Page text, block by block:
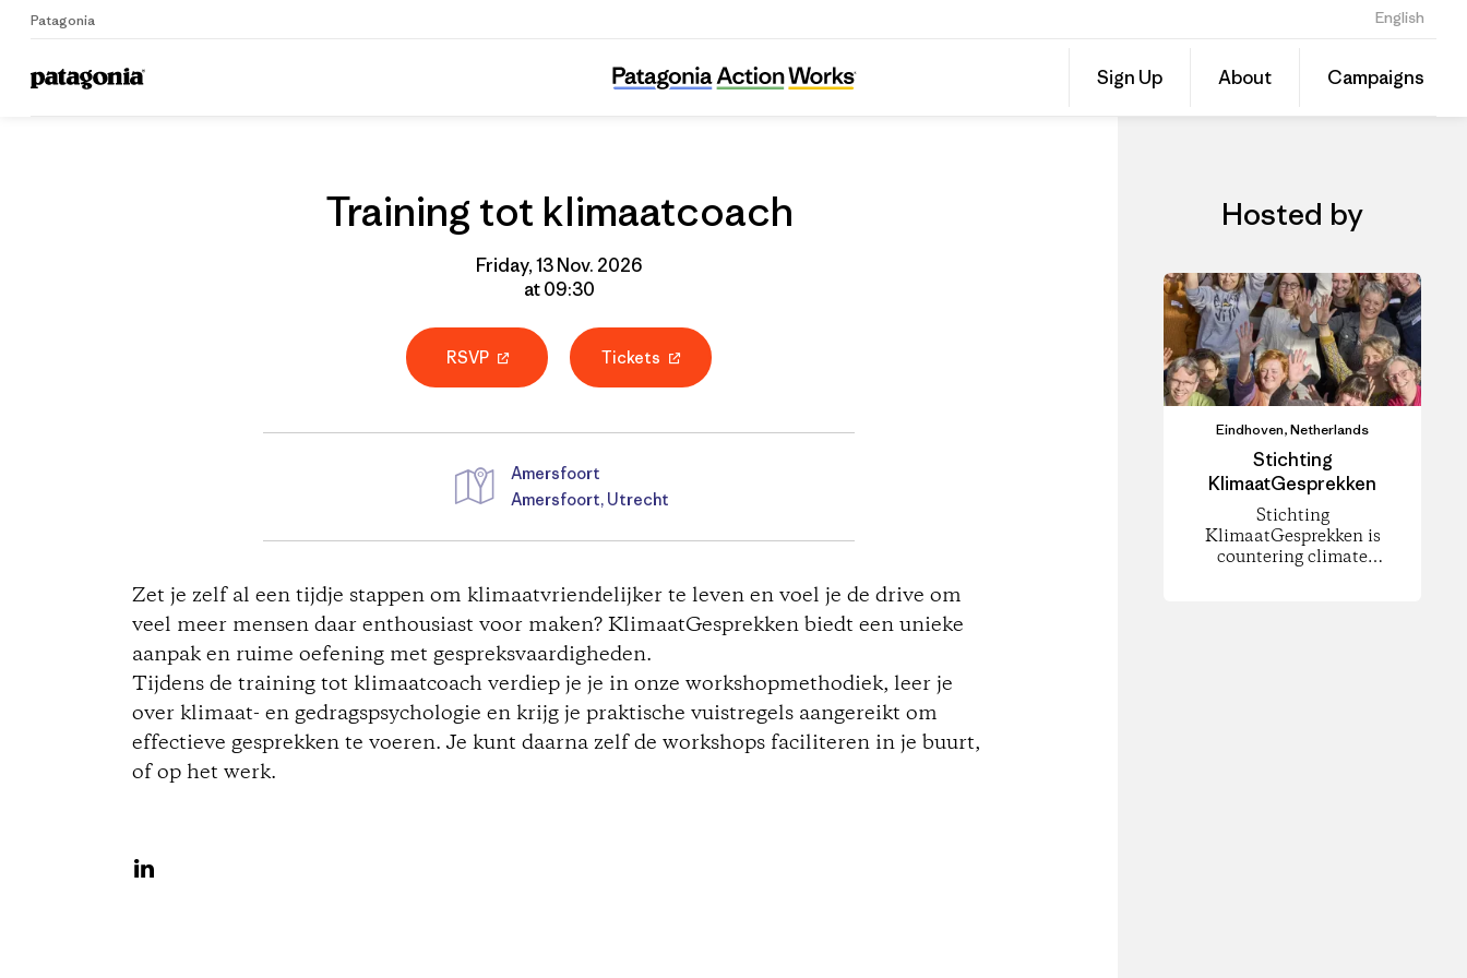
Patagonia English
Sign Up About Campaigns
Home Grantee
Training tot klimaatcoach
Share
this
on
Training tot klimaatcoach
Friday, 13 Nov. 2026
at 09:30
RSVP Tickets
D
i
r
e
c
Amersfoort
Amersfoort, Utrecht
Zet je zelf al een tijdje stappen om klimaatvriendelijker te leven en voel je de drive om
veel meer mensen daar enthousiast voor maken? KlimaatGesprekken biedt een unieke
aanpak en ruime oefening met gespreksvaardigheden.
Tijdens de training tot klimaatcoach verdiep je je in onze workshopmethodiek, leer je
over klimaat- en gedragspsychologie en krijg je praktische vuistregels aangereikt om
effectieve gesprekken te voeren. Je kunt daarna zelf de workshops faciliteren in je buurt,
of op het werk.
Hosted by
Eindhoven, Netherlands
Stichting
KlimaatGesprekken
Stichting
KlimaatGesprekken is
countering climate